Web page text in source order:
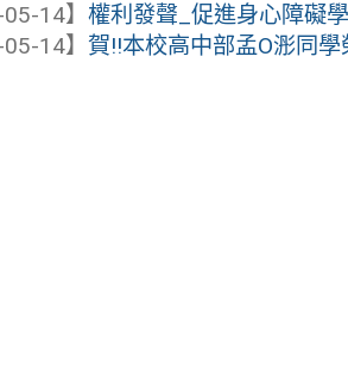
05-14】權利發聲_促進身心障礙
05-14】賀!!本校高中部孟O浵同